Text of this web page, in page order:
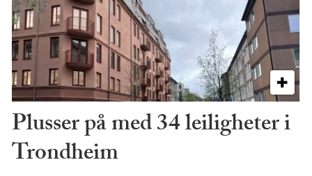
Plusser på med 34 leiligheter i
Trondheim